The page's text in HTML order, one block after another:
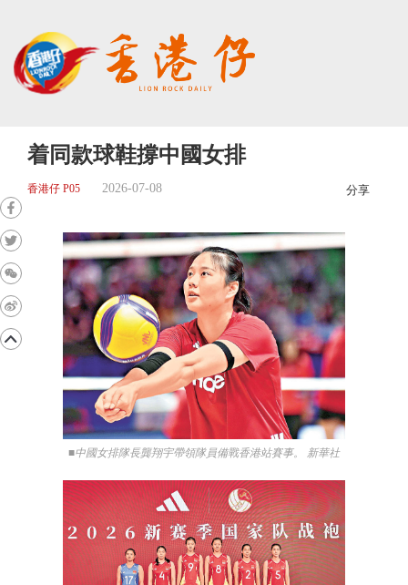
着同款球鞋撐中國女排
香港仔 P05 2026-07-08 分享
■中國女排隊長龔翔宇帶領隊員備戰香港站賽事。 新華社